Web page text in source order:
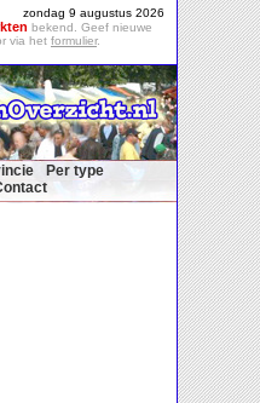
zondag 9 augustus 2026
bekend. Geef nieuwe
via het formulier.
Per type